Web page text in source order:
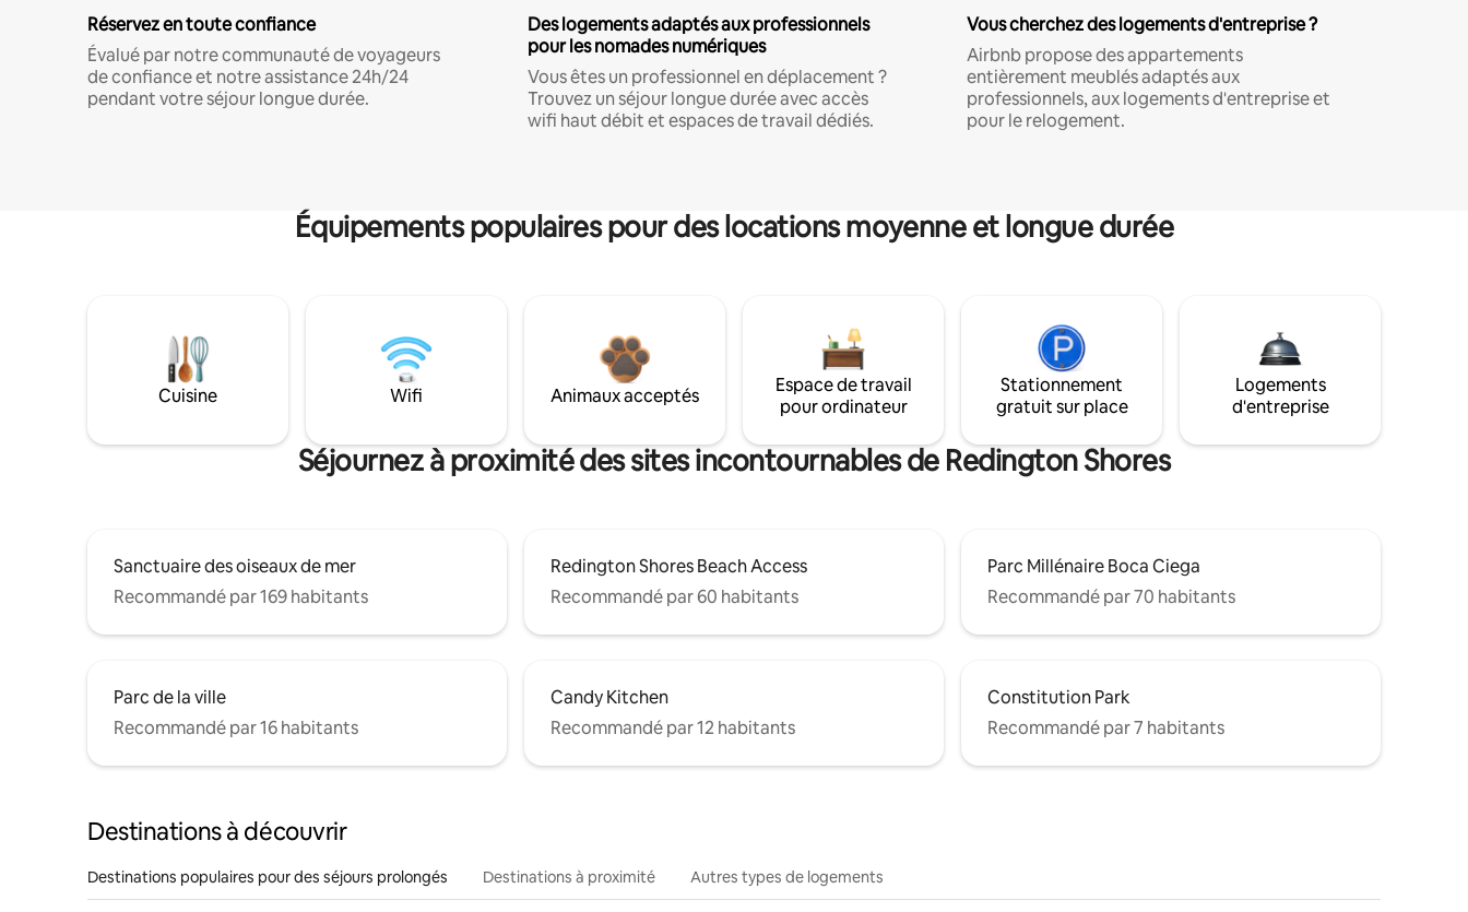
Réservez en toute confiance
Évalué par notre communauté de voyageurs
de confiance et notre assistance 24h/24
pendant votre séjour longue durée.
Des logements adaptés aux professionnels
pour les nomades numériques
Vous êtes un professionnel en déplacement ?
Trouvez un séjour longue durée avec accès
wifi haut débit et espaces de travail dédiés.
Vous cherchez des logements d'entreprise ?
Airbnb propose des appartements
entièrement meublés adaptés aux
professionnels, aux logements d'entreprise et
pour le relogement.
Équipements populaires pour des locations moyenne et longue durée
Cuisine Wifi Animaux acceptés
Espace de travail
pour ordinateur
Stationnement
gratuit sur place
Logements
d'entreprise
Séjournez à proximité des sites incontournables de Redington Shores
Sanctuaire des oiseaux de mer
Recommandé par 169 habitants
Redington Shores Beach Access
Recommandé par 60 habitants
Parc Millénaire Boca Ciega
Recommandé par 70 habitants
Parc de la ville
Recommandé par 16 habitants
Candy Kitchen
Recommandé par 12 habitants
Constitution Park
Recommandé par 7 habitants
Destinations à découvrir
Destinations populaires pour des séjours prolongés Destinations à proximité Autres types de logements